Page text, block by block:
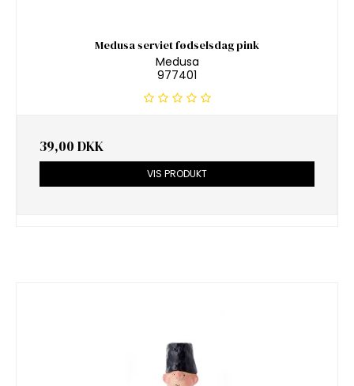
Medusa serviet fødselsdag pink
Medusa
977401
39,00 DKK
VIS PRODUKT